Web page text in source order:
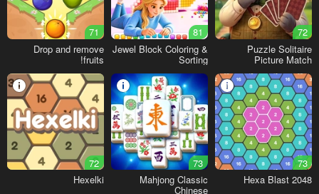
72
Puzzle Solitaire
Picture Match
81
Jewel Block Coloring &
Sorting
71
Drop and remove
fruits!
73
Hexa Blast 2048
73
Mahjong Classic
Chinese
72
Hexelki